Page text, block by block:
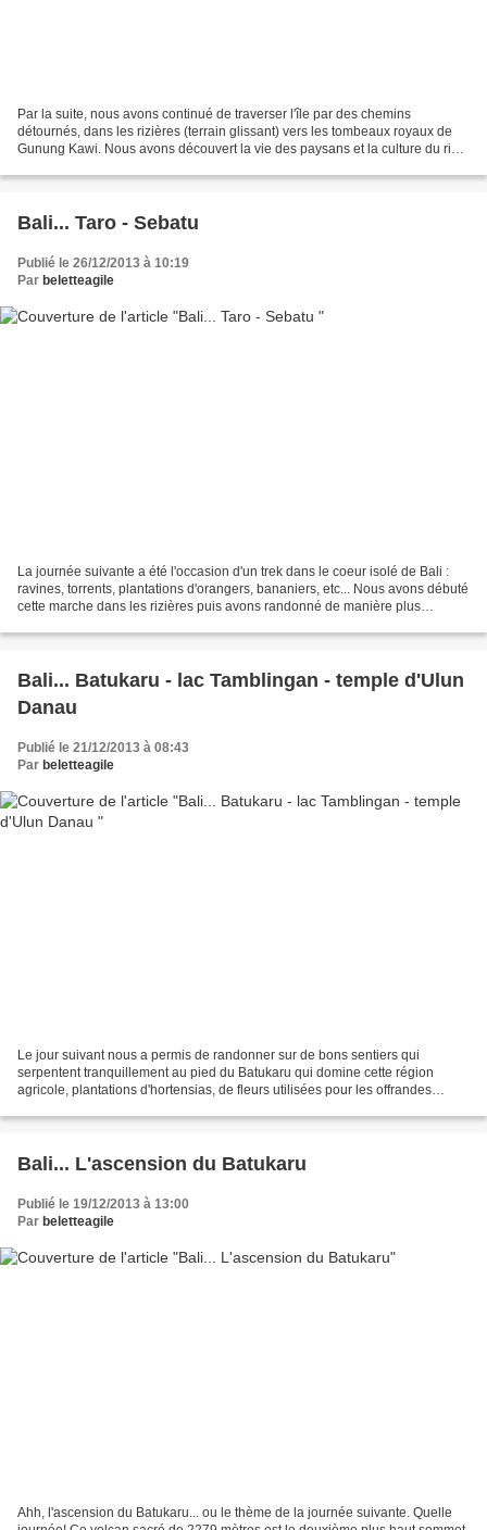
Par la suite, nous avons continué de traverser l'île par des chemins
détournés, dans les rizières (terrain glissant) vers les tombeaux royaux de
Gunung Kawi. Nous avons découvert la vie des paysans et la culture du riz,
Bali... Taro - Sebatu
Publié le 26/12/2013 à 10:19
Par beletteagile
La journée suivante a été l'occasion d'un trek dans le coeur isolé de Bali :
ravines, torrents, plantations d'orangers, bananiers, etc... Nous avons débuté
cette marche dans les rizières puis avons randonné de manière plus
Bali... Batukaru - lac Tamblingan - temple d'Ulun
Danau
Publié le 21/12/2013 à 08:43
Par beletteagile
Le jour suivant nous a permis de randonner sur de bons sentiers qui
serpentent tranquillement au pied du Batukaru qui domine cette région
agricole, plantations d'hortensias, de fleurs utilisées pour les offrandes
Bali... L'ascension du Batukaru
Publié le 19/12/2013 à 13:00
Par beletteagile
Ahh, l'ascension du Batukaru... ou le thème de la journée suivante. Quelle